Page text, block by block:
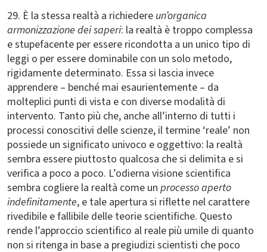
29. È la stessa realtà a richiedere un’organica
armonizzazione dei saperi: la realtà è troppo complessa
e stupefacente per essere ricondotta a un unico tipo di
leggi o per essere dominabile con un solo metodo,
rigidamente determinato. Essa si lascia invece
apprendere – benché mai esaurientemente – da
molteplici punti di vista e con diverse modalità di
intervento. Tanto più che, anche all’interno di tutti i
processi conoscitivi delle scienze, il termine ‘reale’ non
possiede un significato univoco e oggettivo: la realtà
sembra essere piuttosto qualcosa che si delimita e si
verifica a poco a poco. L’odierna visione scientifica
sembra cogliere la realtà come un processo aperto
indefinitamente, e tale apertura si riflette nel carattere
rivedibile e fallibile delle teorie scientifiche. Questo
rende l’approccio scientifico al reale più umile di quanto
non si ritenga in base a pregiudizi scientisti che poco